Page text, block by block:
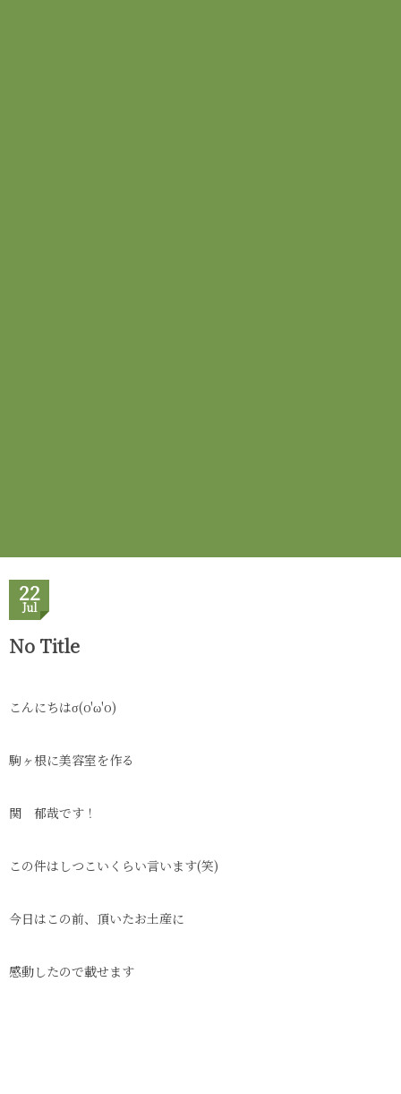
22
Jul
No Title
こんにちはσ(o'ω'o)
駒ヶ根に美容室を作る
関 郁哉です！
この件はしつこいくらい言います(笑)
今日はこの前、頂いたお土産に
感動したので載せます